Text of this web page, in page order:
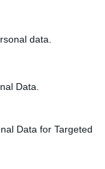
data.
Data.
Data for Targeted